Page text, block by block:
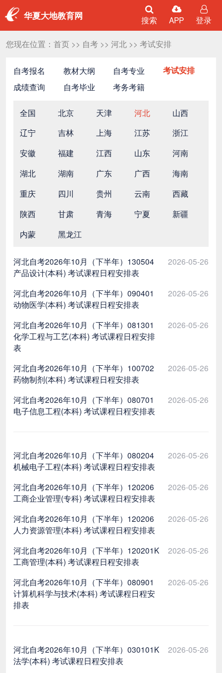
华夏大地教育网 搜索 APP 登录
您现在位置： 首页>> 自考>> 河北>> 考试安排
自考报名 教材大纲 自考专业
考试安排
成绩查询
自考毕业 考务考籍
全国 北京 天津 河北
山西
辽宁
吉林 上海 江苏
浙江
安徽
福建 江西 山东
河南
湖北
湖南 广东 广西
海南
重庆
四川 贵州 云南
西藏
陕西
甘肃 青海 宁夏
新疆
内蒙
黑龙江
河北自考2026年10月（下半年）130504
产品设计(本科) 考试课程日程安排表
2026-05-26
河北自考2026年10月（下半年）090401
动物医学(本科) 考试课程日程安排表
2026-05-26
河北自考2026年10月（下半年）081301
化学工程与工艺(本科) 考试课程日程安排
表
2026-05-26
河北自考2026年10月（下半年）100702
药物制剂(本科) 考试课程日程安排表
2026-05-26
河北自考2026年10月（下半年）080701
电子信息工程(本科) 考试课程日程安排表
2026-05-26
河北自考2026年10月（下半年）080204
机械电子工程(本科) 考试课程日程安排表
2026-05-26
河北自考2026年10月（下半年）120206
工商企业管理(专科) 考试课程日程安排表
2026-05-26
河北自考2026年10月（下半年）120206
人力资源管理(本科) 考试课程日程安排表
2026-05-26
河北自考2026年10月（下半年）120201K
工商管理(本科) 考试课程日程安排表
2026-05-26
河北自考2026年10月（下半年）080901
计算机科学与技术(本科) 考试课程日程安
排表
2026-05-26
河北自考2026年10月（下半年）030101K
法学(本科) 考试课程日程安排表
2026-05-26